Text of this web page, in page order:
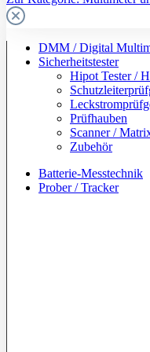
DMM / Digital
Sicherheitstester
Hipot Tester /
Prüfhauben
Scanner /
Zubehör
Batterie-Messtechnik
Prober / Tracker